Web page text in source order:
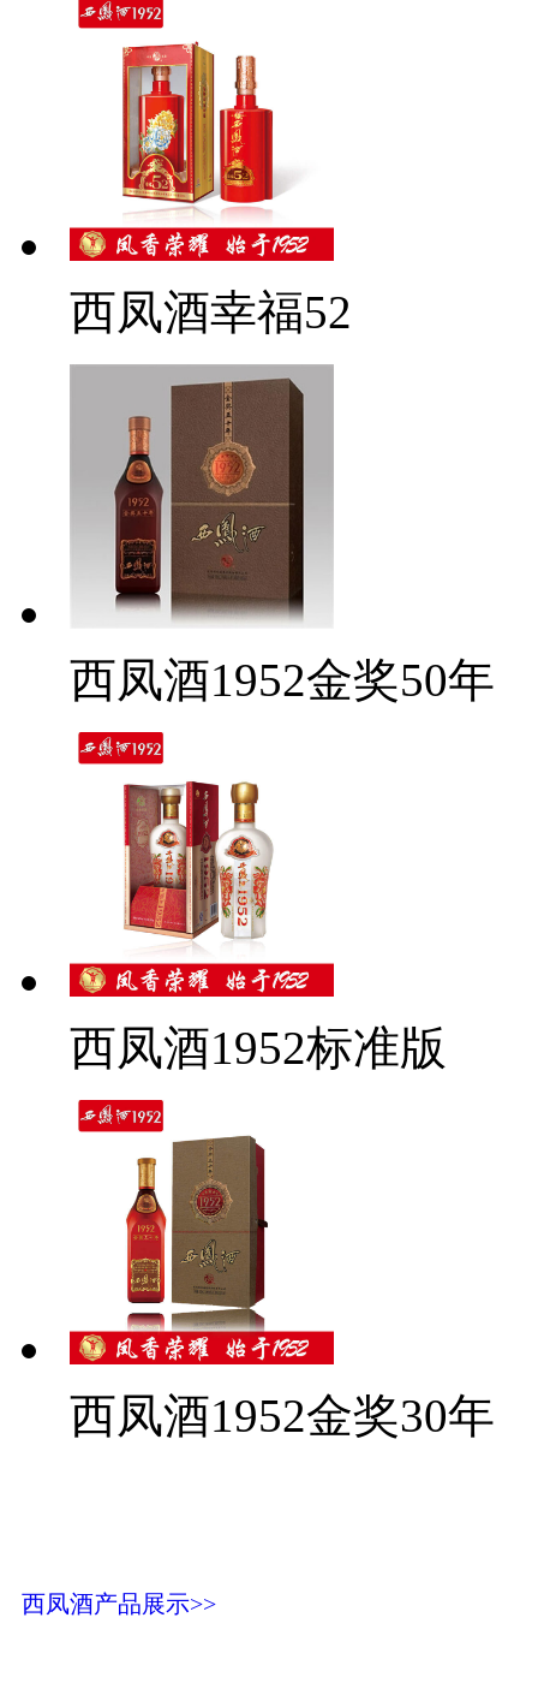
西凤酒幸福52
西凤酒1952金奖50年
西凤酒1952标准版
西凤酒1952金奖30年
西凤酒产品展示>>